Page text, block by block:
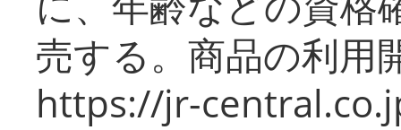
売する。商品の利用
https://jr-